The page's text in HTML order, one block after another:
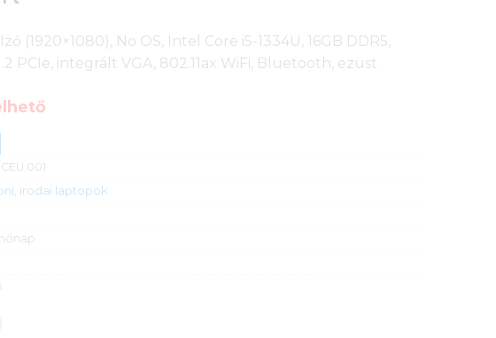
(1920×1080), No OS, Intel Core i5-1334U, 16GB DDR5,
PCIe, integrált VGA, 802.11ax WiFi, Bluetooth, ezüst
irodai laptopok